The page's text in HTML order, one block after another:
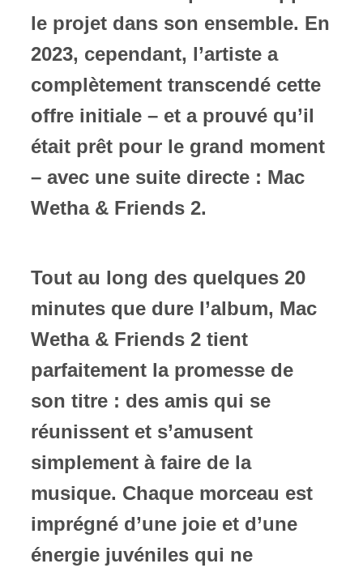
le projet dans son ensemble. En
2023, cependant, l’artiste a
complètement transcendé cette
offre initiale – et a prouvé qu’il
était prêt pour le grand moment
– avec une suite directe : Mac
Wetha & Friends 2.
Tout au long des quelques 20
minutes que dure l’album, Mac
Wetha & Friends 2 tient
parfaitement la promesse de
son titre : des amis qui se
réunissent et s’amusent
simplement à faire de la
musique. Chaque morceau est
imprégné d’une joie et d’une
énergie juvéniles qui ne